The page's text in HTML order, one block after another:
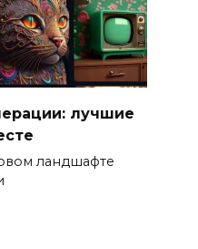
лучшие
ландшафте